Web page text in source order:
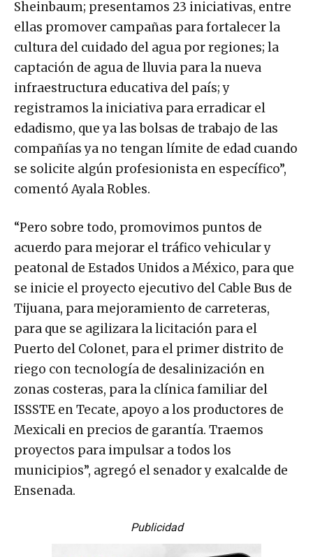
Sheinbaum; presentamos 23 iniciativas, entre
ellas promover campañas para fortalecer la
cultura del cuidado del agua por regiones; la
captación de agua de lluvia para la nueva
infraestructura educativa del país; y
registramos la iniciativa para erradicar el
edadismo, que ya las bolsas de trabajo de las
compañías ya no tengan límite de edad cuando
se solicite algún profesionista en específico”,
comentó Ayala Robles.
“Pero sobre todo, promovimos puntos de
acuerdo para mejorar el tráfico vehicular y
peatonal de Estados Unidos a México, para que
se inicie el proyecto ejecutivo del Cable Bus de
Tijuana, para mejoramiento de carreteras,
para que se agilizara la licitación para el
Puerto del Colonet, para el primer distrito de
riego con tecnología de desalinización en
zonas costeras, para la clínica familiar del
ISSSTE en Tecate, apoyo a los productores de
Mexicali en precios de garantía. Traemos
proyectos para impulsar a todos los
municipios”, agregó el senador y exalcalde de
Ensenada.
Publicidad